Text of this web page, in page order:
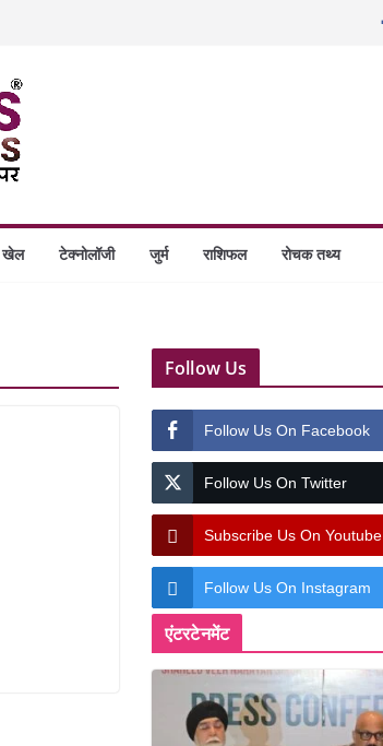
खेल टेक्नोलॉजी जुर्म राशिफल रोचक तथ्य
Follow Us
Follow Us On Facebook
Follow Us On Twitter
Subscribe Us On Youtube
Follow Us On Instagram
एंटरटेनमेंट